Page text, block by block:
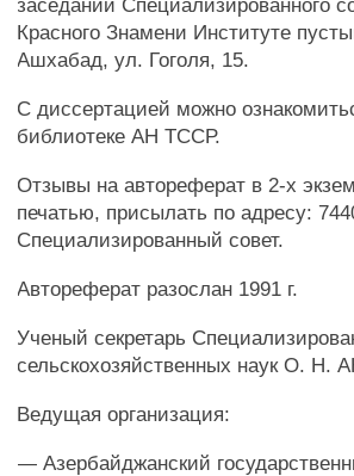
заседании Специализированного
Красного Знамени Институте
Ашхабад, ул. Гоголя, 15.
С диссертацией можно
библиотеке АН ТССР.
Отзывы на автореферат в 2-х
печатью, присылать по адресу:
Специализированный совет.
Автореферат разослан 1991 г.
Ученый секретарь
сельскохозяйственных наук О.
Ведущая организация:
— Азербайджанский